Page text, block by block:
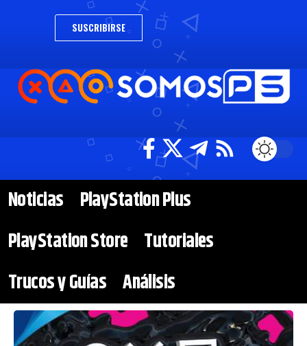
SUSCRIBIRSE
Noticias
PlayStation Plus
PlayStation Store Tutoriales
Trucos y Guías Análisis